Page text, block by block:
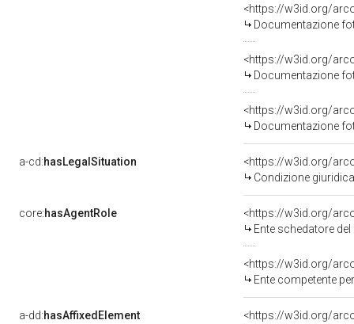
Documentazione
Documentazione
Documentazione
a-cd:hasLegalSituation
<https://w3id.org/
Condizione
core:hasAgentRole
<https://w3id.org/
Ente schedatore del
<https://w3id.org/
Ente competente per
a-dd:hasAffixedElement
<https://w3id.org/